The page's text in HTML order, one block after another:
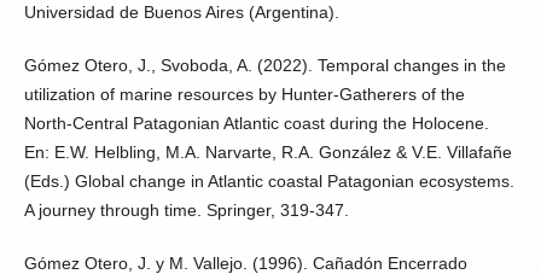
Universidad de Buenos Aires (Argentina).
Gómez Otero, J., Svoboda, A. (2022). Temporal changes in the
utilization of marine resources by Hunter-Gatherers of the
North-Central Patagonian Atlantic coast during the Holocene.
En: E.W. Helbling, M.A. Narvarte, R.A. González & V.E. Villafañe
(Eds.) Global change in Atlantic coastal Patagonian ecosystems.
A journey through time. Springer, 319-347.
Gómez Otero, J. y M. Vallejo. (1996). Cañadón Encerrado